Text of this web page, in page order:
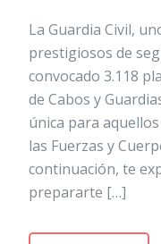
La Guardia Civil,
prestigiosos de
convocado 3.118
de Cabos y
única para
las Fuerzas y
continuación, te
prepararte […]